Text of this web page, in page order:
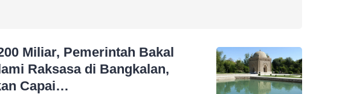
Miliar, Pemerintah Bakal
Raksasa di Bangkalan,
Capai…